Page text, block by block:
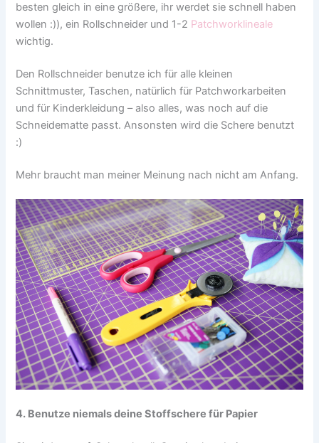
besten gleich in eine größere, ihr werdet sie schnell haben
wollen :)), ein Rollschneider und 1-2 Patchworklineale
wichtig.
Den Rollschneider benutze ich für alle kleinen
Schnittmuster, Taschen, natürlich für Patchworkarbeiten
und für Kinderkleidung – also alles, was noch auf die
Schneidematte passt. Ansonsten wird die Schere benutzt
:)
Mehr braucht man meiner Meinung nach nicht am Anfang.
4. Benutze niemals deine Stoffschere für Papier